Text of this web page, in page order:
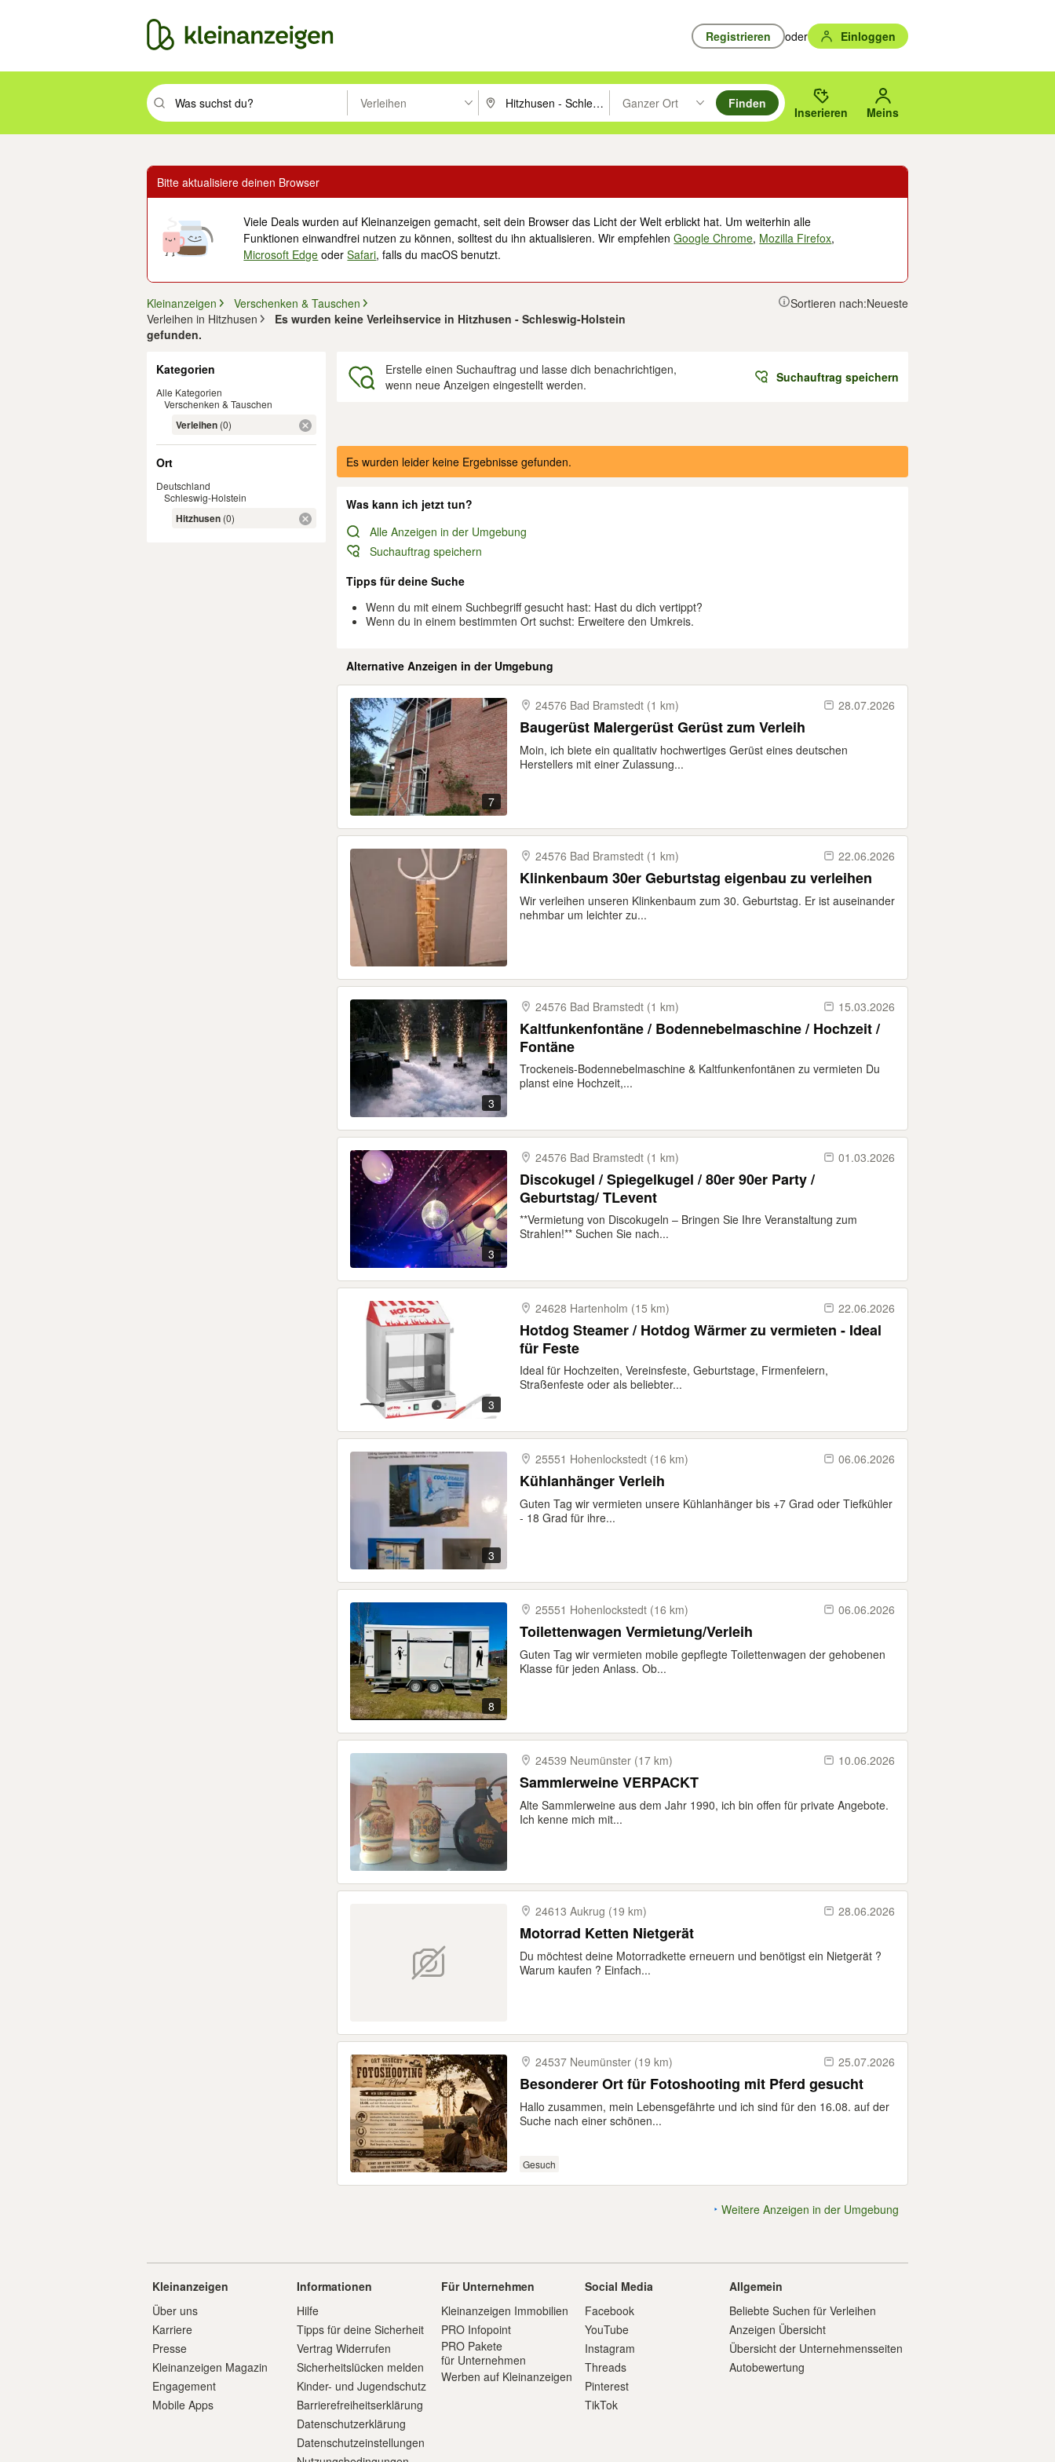
Registrieren oder Einloggen
Suchbegriff eingeben. Eingabetaste drücken um zu suchen, oder Vorschläge mit den Pfeiltasten nach oben/unten durchsuchen und mit Eingabetaste auswählen.
Verleihen PLZ oder Ort eingeben. Eingabetaste drücken um zu suchen, oder Vorschläge mit den Pfeiltasten nach oben/
Ganzer Ort
Suche im Umkreis des gewählten Orts oder PLZ.
Finden
Inserieren Meins
Bitte aktualisiere deinen Browser
Viele Deals wurden auf Kleinanzeigen gemacht, seit dein Browser das Licht der Welt erblickt hat. Um weiterhin alle
Funktionen einwandfrei nutzen zu können, solltest du ihn aktualisieren. Wir empfehlenGoogle Chrome, Mozilla Firefox,
Microsoft Edge oderSafari, falls du macOS benutzt.
Kleinanzeigen
Verschenken & Tauschen
Verleihen in Hitzhusen
Es wurden keine Verleihservice in Hitzhusen - Schleswig-Holstein
gefunden.
Sortieren nach:Neueste
Kategorien
Alle Kategorien
Verschenken & Tauschen
Verleihen (0)
Ort
Deutschland
Schleswig-Holstein
Hitzhusen (0)
Erstelle einen Suchauftrag und lasse dich benachrichtigen,
wenn neue Anzeigen eingestellt werden.
Suchauftrag speichern
Ergebnisse
Es wurden leider keine Ergebnisse gefunden.
Was kann ich jetzt tun?
Alle Anzeigen in der Umgebung
Suchauftrag speichern
Tipps für deine Suche
Wenn du mit einem Suchbegriff gesucht hast: Hast du dich vertippt?
Wenn du in einem bestimmten Ort suchst: Erweitere den Umkreis.
Alternative Anzeigen in der Umgebung
7
24576 Bad Bramstedt (1 km) 28.07.2026
Baugerüst Malergerüst Gerüst zum Verleih
Moin, ich biete ein qualitativ hochwertiges Gerüst eines deutschen
Herstellers mit einer Zulassung...
24576 Bad Bramstedt (1 km) 22.06.2026
Klinkenbaum 30er Geburtstag eigenbau zu verleihen
Wir verleihen unseren Klinkenbaum zum 30. Geburtstag. Er ist auseinander
nehmbar um leichter zu...
3
24576 Bad Bramstedt (1 km) 15.03.2026
Kaltfunkenfontäne / Bodennebelmaschine / Hochzeit /
Fontäne
Trockeneis-Bodennebelmaschine & Kaltfunkenfontänen zu vermieten Du
planst eine Hochzeit,...
3
24576 Bad Bramstedt (1 km) 01.03.2026
Discokugel / Spiegelkugel / 80er 90er Party /
Geburtstag/ TLevent
**Vermietung von Discokugeln – Bringen Sie Ihre Veranstaltung zum
Strahlen!** Suchen Sie nach...
3
24628 Hartenholm (15 km) 22.06.2026
Hotdog Steamer / Hotdog Wärmer zu vermieten - Ideal
für Feste
Ideal für Hochzeiten, Vereinsfeste, Geburtstage, Firmenfeiern,
Straßenfeste oder als beliebter...
3
25551 Hohenlockstedt (16 km) 06.06.2026
Kühlanhänger Verleih
Guten Tag wir vermieten unsere Kühlanhänger bis +7 Grad oder Tiefkühler
- 18 Grad für ihre...
8
25551 Hohenlockstedt (16 km) 06.06.2026
Toilettenwagen Vermietung/Verleih
Guten Tag wir vermieten mobile gepflegte Toilettenwagen der gehobenen
Klasse für jeden Anlass. Ob...
24539 Neumünster (17 km) 10.06.2026
Sammlerweine VERPACKT
Alte Sammlerweine aus dem Jahr 1990, ich bin offen für private Angebote.
Ich kenne mich mit...
24613 Aukrug (19 km) 28.06.2026
Motorrad Ketten Nietgerät
Du möchtest deine Motorradkette erneuern und benötigst ein Nietgerät ?
Warum kaufen ? Einfach...
24537 Neumünster (19 km) 25.07.2026
Besonderer Ort für Fotoshooting mit Pferd gesucht
Hallo zusammen, mein Lebensgefährte und ich sind für den 16.08. auf der
Suche nach einer schönen...
Gesuch
Weitere Anzeigen in der Umgebung
Kleinanzeigen
Über uns
Karriere
Presse
Kleinanzeigen Magazin
Engagement
Mobile Apps
Informationen
Hilfe
Tipps für deine Sicherheit
Vertrag Widerrufen
Sicherheitslücken melden
Kinder- und Jugendschutz
Barrierefreiheitserklärung
Datenschutzerklärung
Datenschutzeinstellungen
Für Unternehmen
Kleinanzeigen Immobilien
PRO Infopoint
PRO Pakete
für Unternehmen
Werben auf Kleinanzeigen
Social Media
Facebook
YouTube
Instagram
Threads
Pinterest
TikTok
Allgemein
Beliebte Suchen für Verleihen
Anzeigen Übersicht
Übersicht der Unternehmensseiten
Autobewertung